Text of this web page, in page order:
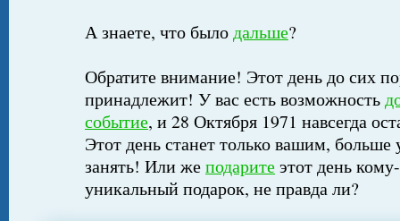
А знаете, что былодальше?
Обратите внимание! Этот день до сих
принадлежит! У вас есть возможность
событие, и 28 Октября 1971 навсегда
Этот день станет только вашим,
занять! Или жеподаритеэтот день
уникальный подарок, не правда ли?